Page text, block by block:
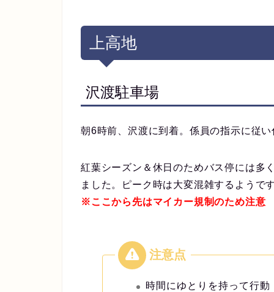
上高地
沢渡駐車場
朝6時前、沢渡に到着。係員の指示に従
紅葉シーズン＆休日のためバス停には多
ました。ピーク時は大変混雑するようで
※ここから先はマイカー規制のため注意
時間にゆとりを持って行動